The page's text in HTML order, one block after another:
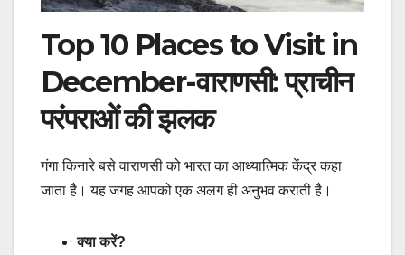
Top 10 Places to Visit in
December-वाराणसी: प्राचीन
परंपराओं की झलक
गंगा किनारे बसे वाराणसी को भारत का आध्यात्मिक केंद्र कहा
जाता है। यह जगह आपको एक अलग ही अनुभव कराती है।
क्या करें?